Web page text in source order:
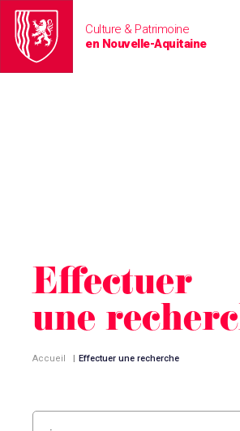
Culture & Patrimoine
en Nouvelle-Aquitaine
Effectuer
une
Accueil | Effectuer une recherche